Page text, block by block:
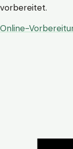
vorbereitet.
Online-